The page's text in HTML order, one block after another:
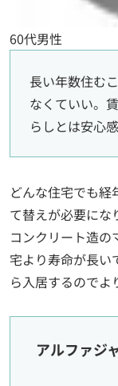
60代男性
長い年数住む
なくていい。
らしとは安心
どんな住宅でも経
て替えが必要にな
コンクリート造
宅より寿命が長い
ら入居するのでよ
アルファジ